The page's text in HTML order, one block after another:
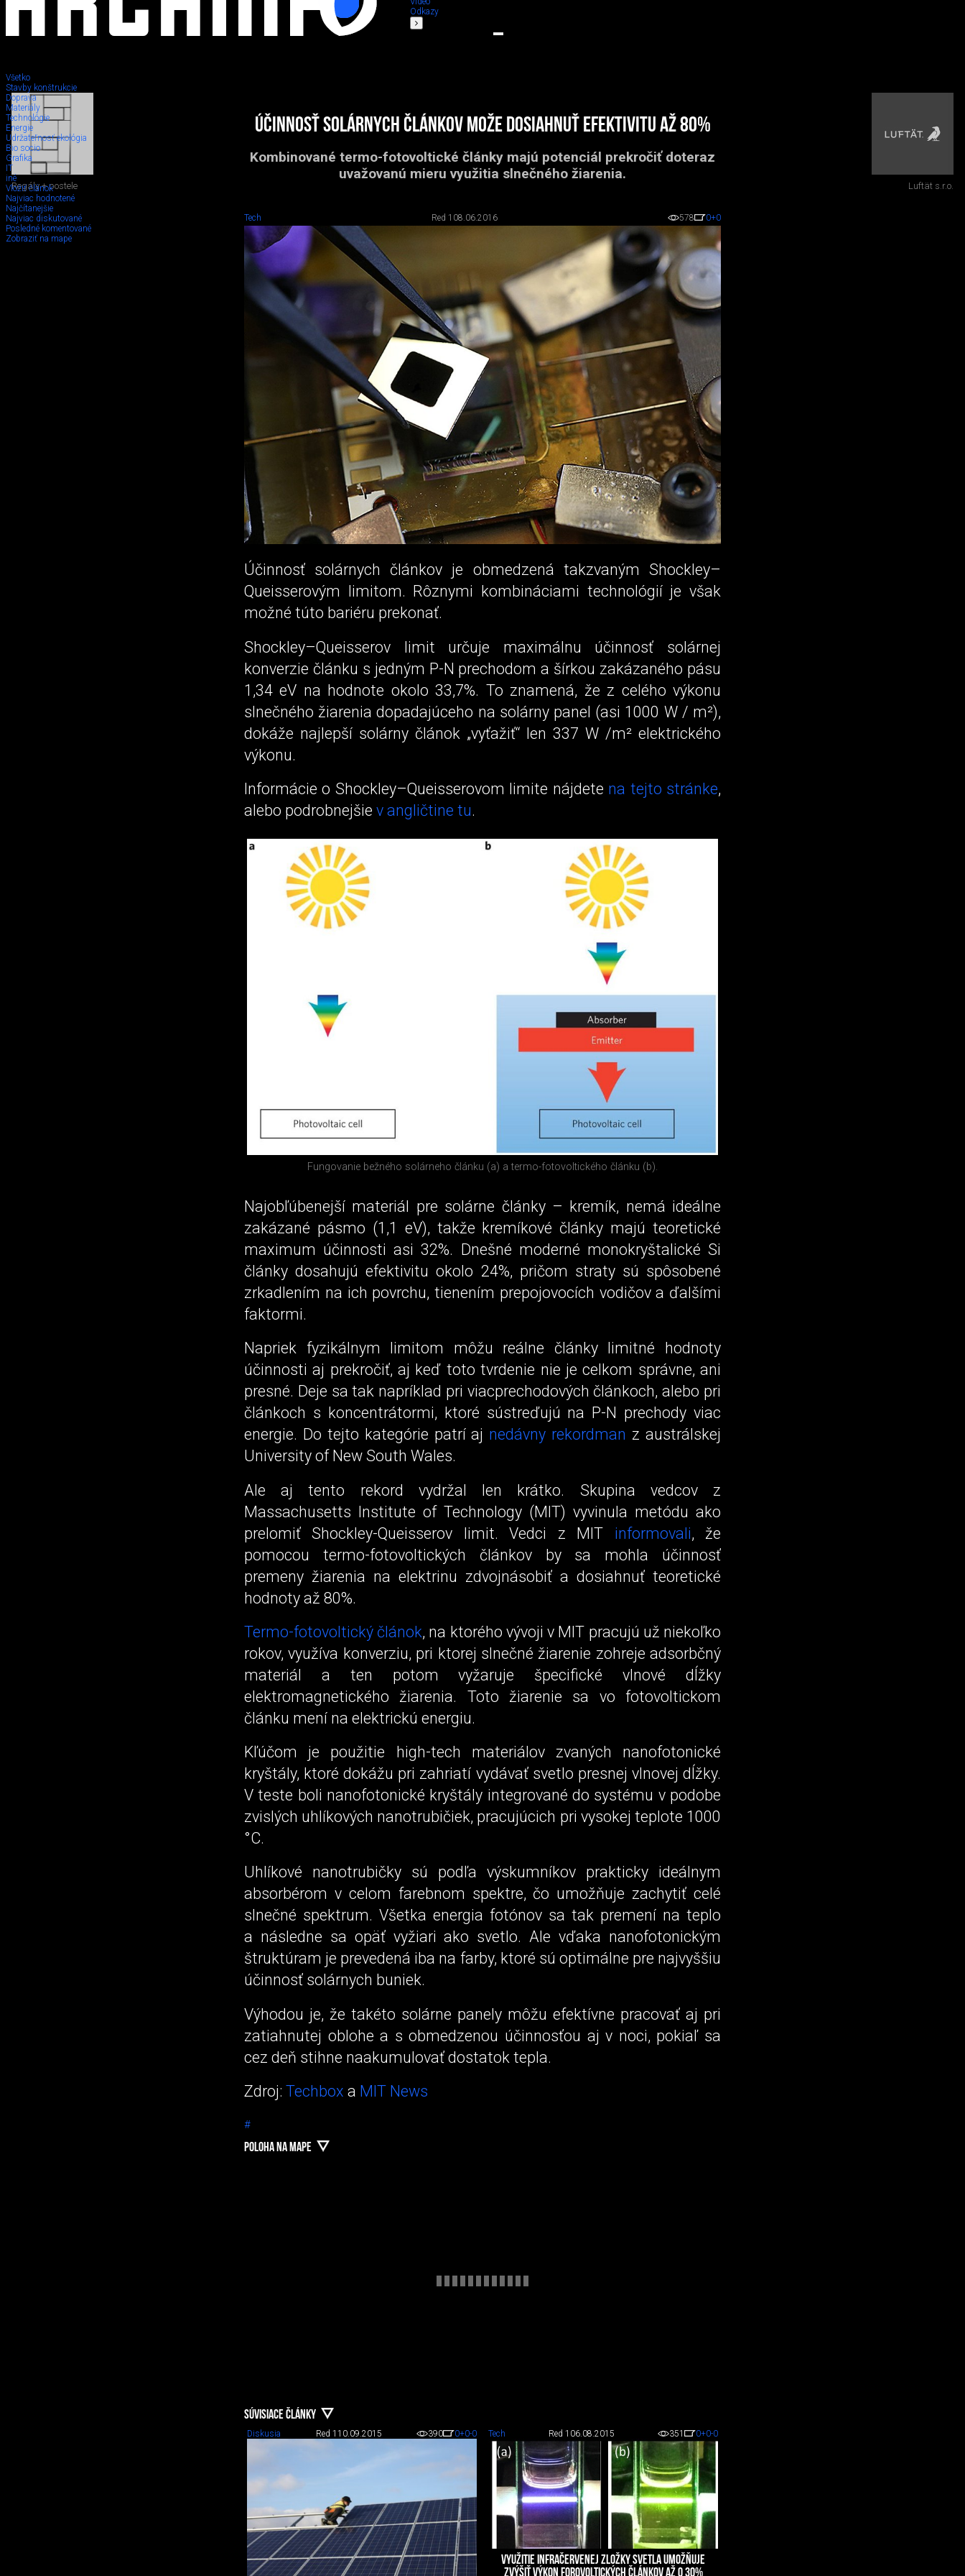
Odkazy
Všetko
Stavby konštrukcie
Doprava
Materiály
Technológie
Energie
Udržateľnosť ekológia
Bio socio
Grafika
IT
iné
Vložiť článok
Najviac hodnotené
Najčítanejšie
Najviac diskutované
Posledné komentované
Zobraziť na mape
Účinnosť solárnych článkov može dosiahnuť efektivitu až 80%
Kombinované termo-fotovoltické články majú potenciál prekročiť doteraz
uvažovanú mieru využitia slnečného žiarenia.
Tech Red 1 08.06.2016 578 0+0
Účinnosť solárnych článkov je obmedzená takzvaným Shockley–
Queisserovým limitom. Rôznymi kombináciami technológií je však
možné túto bariéru prekonať.
Shockley–Queisserov limit určuje maximálnu účinnosť solárnej
konverzie článku s jedným P-N prechodom a šírkou zakázaného pásu
1,34 eV na hodnote okolo 33,7%. To znamená, že z celého výkonu
slnečného žiarenia dopadajúceho na solárny panel (asi 1000 W / m²),
dokáže najlepší solárny článok „vyťažiť“ len 337 W /m² elektrického
výkonu.
Informácie o Shockley–Queisserovom limite nájdete na tejto stránke,
alebo podrobnejšie v angličtine tu.
Regály + postele Luftät s.r.o.
Fungovanie bežného solárneho článku (a) a termo-fotovoltického článku (b).
Najobľúbenejší materiál pre solárne články – kremík, nemá ideálne
zakázané pásmo (1,1 eV), takže kremíkové články majú teoretické
maximum účinnosti asi 32%. Dnešné moderné monokryštalické Si
články dosahujú efektivitu okolo 24%, pričom straty sú spôsobené
zrkadlením na ich povrchu, tienením prepojovocích vodičov a ďalšími
faktormi.
Napriek fyzikálnym limitom môžu reálne články limitné hodnoty
účinnosti aj prekročiť, aj keď toto tvrdenie nie je celkom správne, ani
presné. Deje sa tak napríklad pri viacprechodových článkoch, alebo pri
článkoch s koncentrátormi, ktoré sústreďujú na P-N prechody viac
energie. Do tejto kategórie patrí aj nedávny rekordman z austrálskej
University of New South Wales.
Ale aj tento rekord vydržal len krátko. Skupina vedcov z
Massachusetts Institute of Technology (MIT) vyvinula metódu ako
prelomiť Shockley-Queisserov limit. Vedci z MIT informovali, že
pomocou termo-fotovoltických článkov by sa mohla účinnosť
premeny žiarenia na elektrinu zdvojnásobiť a dosiahnuť teoretické
hodnoty až 80%.
Termo-fotovoltický článok, na ktorého vývoji v MIT pracujú už niekoľko
rokov, využíva konverziu, pri ktorej slnečné žiarenie zohreje adsorbčný
materiál a ten potom vyžaruje špecifické vlnové dĺžky
elektromagnetického žiarenia. Toto žiarenie sa vo fotovoltickom
článku mení na elektrickú energiu.
Kľúčom je použitie high-tech materiálov zvaných nanofotonické
kryštály, ktoré dokážu pri zahriatí vydávať svetlo presnej vlnovej dĺžky.
V teste boli nanofotonické kryštály integrované do systému v podobe
zvislých uhlíkových nanotrubičiek, pracujúcich pri vysokej teplote 1000
°C.
Uhlíkové nanotrubičky sú podľa výskumníkov prakticky ideálnym
absorbérom v celom farebnom spektre, čo umožňuje zachytiť celé
slnečné spektrum. Všetka energia fotónov sa tak premení na teplo
a následne sa opäť vyžiari ako svetlo. Ale vďaka nanofotonickým
štruktúram je prevedená iba na farby, ktoré sú optimálne pre najvyššiu
účinnosť solárnych buniek.
Výhodou je, že takéto solárne panely môžu efektívne pracovať aj pri
zatiahnutej oblohe a s obmedzenou účinnosťou aj v noci, pokiaľ sa
cez deň stihne naakumulovať dostatok tepla.
Zdroj: Techbox a MIT News
#
POLOHA NA MAPE
SÚVISIACE ČLÁNKY
Diskusia Red 1 10.09.2015 390 0+0-0 Tech Red 1 06.08.2015 351 0+0-0
VYUŽITIE INFRAČERVENEJ ZLOŽKY SVETLA UMOŽŇUJE
ZVÝŠIŤ VÝKON FOROVOLTICKÝCH ČLÁNKOV AŽ O 30%